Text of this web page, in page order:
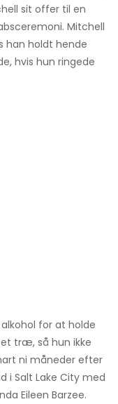
sit offer til en
Mitchell
han holdt hende
hvis hun ringede
for at holde
træ, så hun ikke
ni måneder efter
i Salt Lake City med
Eileen Barzee.